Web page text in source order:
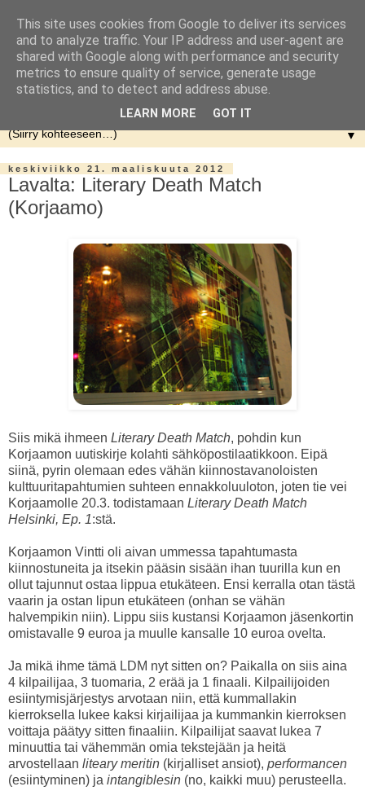
▼
keskiviikko 21. maaliskuuta 2012
Lavalta: Literary Death Match
(Korjaamo)
Siis mikä ihmeen Literary Death Match, pohdin kun
Korjaamon uutiskirje kolahti sähköpostilaatikkoon. Eipä
siinä, pyrin olemaan edes vähän kiinnostavanoloisten
kulttuuritapahtumien suhteen ennakkoluuloton, joten tie vei
Korjaamolle 20.3. todistamaan Literary Death Match
Helsinki, Ep. 1:stä.
Korjaamon Vintti oli aivan ummessa tapahtumasta
kiinnostuneita ja itsekin pääsin sisään ihan tuurilla kun en
ollut tajunnut ostaa lippua etukäteen. Ensi kerralla otan tästä
vaarin ja ostan lipun etukäteen (onhan se vähän
halvempikin niin). Lippu siis kustansi Korjaamon jäsenkortin
omistavalle 9 euroa ja muulle kansalle 10 euroa ovelta.
Ja mikä ihme tämä LDM nyt sitten on? Paikalla on siis aina
4 kilpailijaa, 3 tuomaria, 2 erää ja 1 finaali. Kilpailijoiden
esiintymisjärjestys arvotaan niin, että kummallakin
kierroksella lukee kaksi kirjailijaa ja kummankin kierroksen
voittaja päätyy sitten finaaliin. Kilpailijat saavat lukea 7
minuuttia tai vähemmän omia tekstejään ja heitä
arvostellaan liteary meritin (kirjalliset ansiot), performancen
(esiintyminen) ja intangiblesin (no, kaikki muu) perusteella.
This site uses cookies from Google to deliver its services
and to analyze traffic. Your IP address and user-agent are
shared with Google along with performance and security
metrics to ensure quality of service, generate usage
statistics, and to detect and address abuse.
LEARN MORE GOT IT